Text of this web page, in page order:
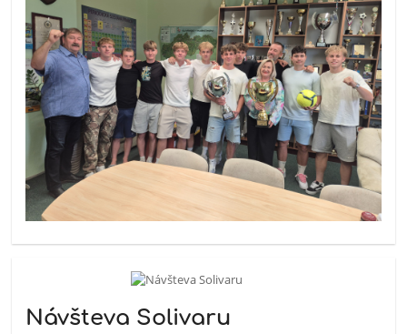
Návšteva Solivaru